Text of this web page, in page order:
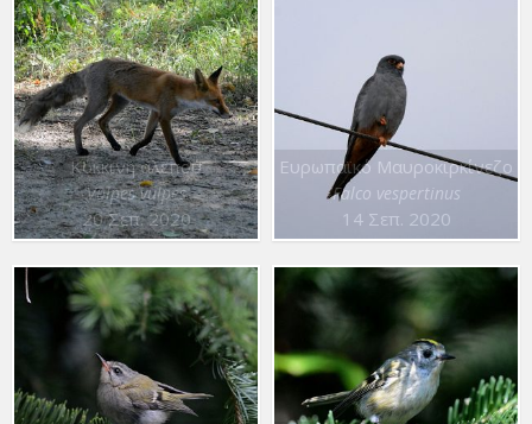
Κόκκινη αλεπού
Vulpes vulpes
20 Σεπ. 2020
Ευρωπαϊκό Μαυροκιρκίνεζο
Falco vespertinus
14 Σεπ. 2020